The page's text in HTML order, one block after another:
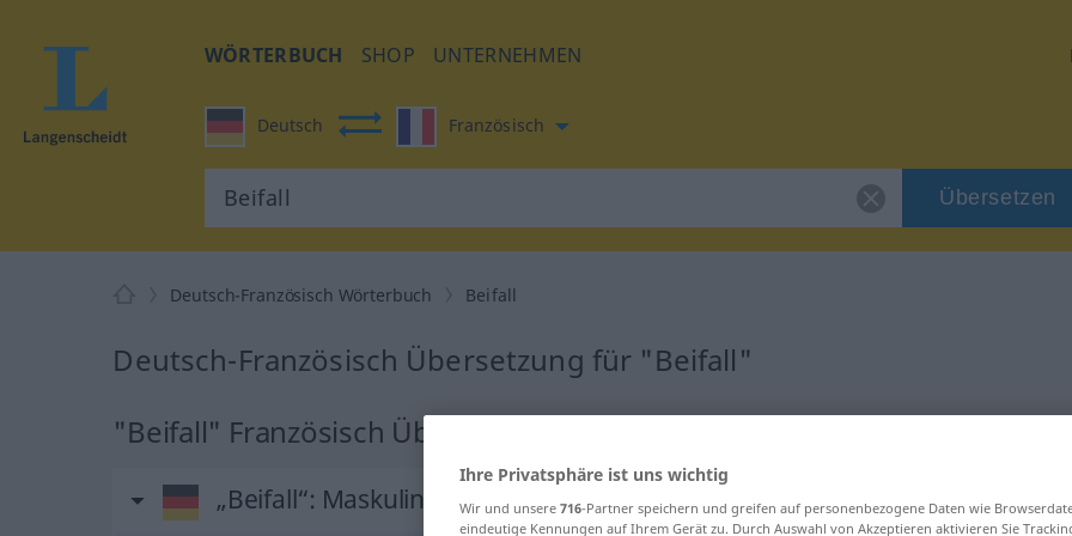
WÖRTERBUCH SHOP UNTERNEHMEN
Deutsch Französisch
Übersetzen
Deutsch-Französisch Wörterbuch Beifall
Deutsch-Französisch Übersetzung für "Beifall"
"Beifall" Französisch Übersetzung
„Beifall“: Maskulinum
Ihre Privatsphäre ist uns wichtig
Wir und unsere 716-Partner speichern und greifen auf personenbezogene Daten wie
eindeutige Kennungen auf Ihrem Gerät zu. Durch Auswahl von Akzeptieren aktivieren Sie